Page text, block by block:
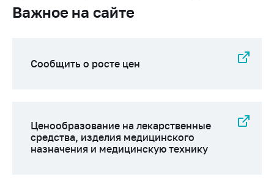
Горячая линия
Вышестоящий
государственный
Сообщить о росте
цен
Важное на сайте
Сообщить о росте цен
Ценообразование на лекарственные
средства, изделия медицинского
назначения и медицинскую технику